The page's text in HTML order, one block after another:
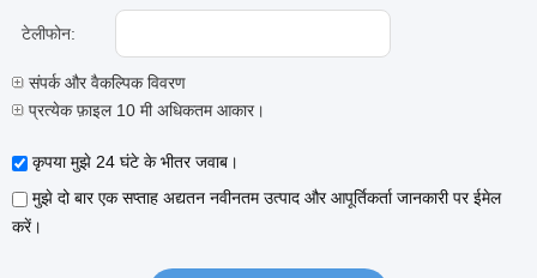
टेलीफोन:
संपर्क और वैकल्पिक विवरण
प्रत्येक फ़ाइल 10 मी अधिकतम आकार।
कृपया मुझे 24 घंटे के भीतर जवाब।
मुझे दो बार एक सप्ताह अद्यतन नवीनतम उत्पाद और आपूर्तिकर्ता जानकारी पर ईमेल
करें।